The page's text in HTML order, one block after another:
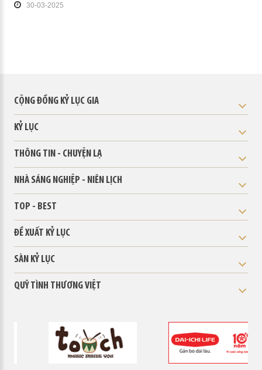
30-03-2025
CỘNG ĐỒNG KỶ LỤC GIA
KỶ LỤC
THÔNG TIN - CHUYỆN LẠ
NHÀ SÁNG NGHIỆP - NIÊN LỊCH
TOP - BEST
ĐỀ XUẤT KỶ LỤC
SÀN KỶ LỤC
QUỸ TÌNH THƯƠNG VIỆT